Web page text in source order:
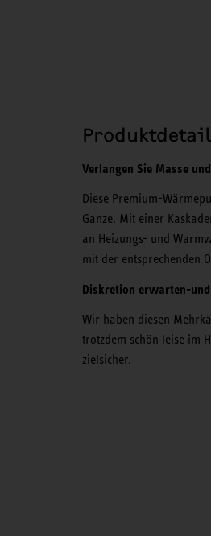
Verlangen Sie Masse
Diese Premium-
Ganze. Mit einer
an Heizungs- und
mit der entsprechenden
Diskretion erwarten-
Wir haben diesen
trotzdem schön leise im
zielsicher.